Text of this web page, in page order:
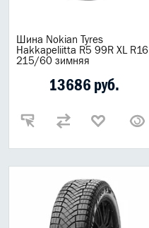
Шина Nokian Tyres
Hakkapeliitta R5 99R XL R16
215/60 зимняя
13686 руб.